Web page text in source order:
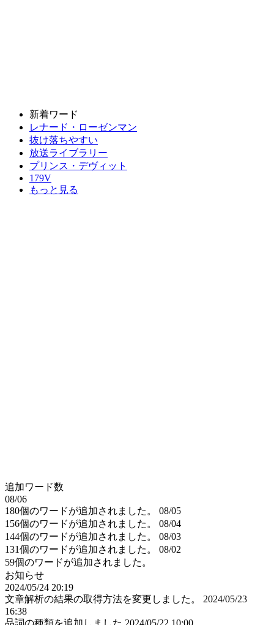
新着ワード
レナード・ローゼンマン
抜け落ちやすい
放送ライブラリー
プリンス・デヴィット
179V
もっと見る
追加ワード数
08/06
180個のワードが追加されました。
08/05
156個のワードが追加されました。
08/04
144個のワードが追加されました。
08/03
131個のワードが追加されました。
08/02
59個のワードが追加されました。
お知らせ
2024/05/24 20:19
文章解析の結果の取得方法を変更しました。
2024/05/23
16:38
品詞の種類を追加しました 2024/05/22 10:00